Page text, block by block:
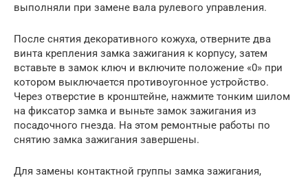
выполняли при замене вала рулевого управления.
После снятия декоративного кожуха, отверните два
винта крепления замка зажигания к корпусу, затем
вставьте в замок ключ и включите положение «0» при
котором выключается противоугонное устройство.
Через отверстие в кронштейне, нажмите тонким шилом
на фиксатор замка и выньте замок зажигания из
посадочного гнезда. На этом ремонтные работы по
снятию замка зажигания завершены.
Для замены контактной группы замка зажигания,